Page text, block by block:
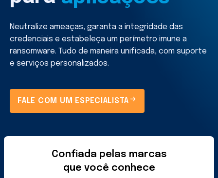
websites
Neutralize ameaças, garanta a integridade das
credenciais e estabeleça um perímetro imune a
ransomware. Tudo de maneira unificada, com suporte
e serviços personalizados.
FALE COM UM ESPECIALISTA
Confiada pelas marcas
que você conhece